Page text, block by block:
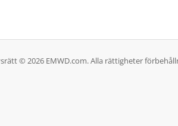
© 2026 EMWD.com. Alla rättigheter